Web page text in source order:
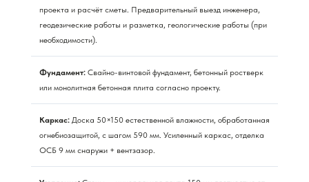
проекта и расчёт сметы. Предварительный выезд инженера,
геодезические работы и разметка, геологические работы (при
необходимости).
Фундамент: Свайно-винтовой фундамент, бетонный ростверк
или монолитная бетонная плита согласно проекту.
Каркас: Доска 50×150 естественной влажности, обработанная
огнебиозащитой, с шагом 590 мм. Усиленный каркас, отделка
ОСБ 9 мм снаружи + вентзазор.